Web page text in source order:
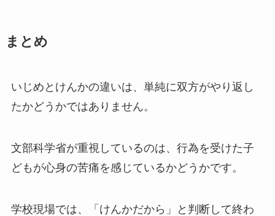
まとめ
いじめとけんかの違いは、単純に双方がやり返し
たかどうかではありません。
文部科学省が重視しているのは、行為を受けた子
どもが心身の苦痛を感じているかどうかです。
学校現場では、「けんかだから」と判断して終わ